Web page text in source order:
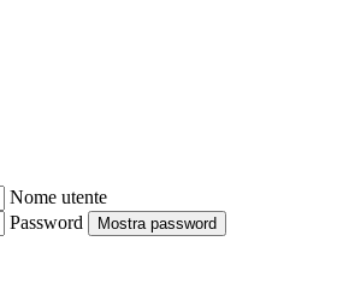
Nome utente
Password
Mostra password